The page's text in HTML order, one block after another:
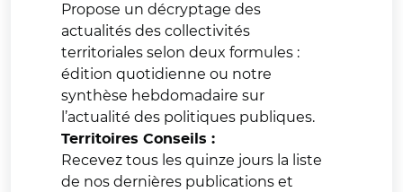
Propose un décryptage des
actualités des collectivités
territoriales selon deux formules :
édition quotidienne ou notre
synthèse hebdomadaire sur
l’actualité des politiques publiques.
Territoires Conseils :
Recevez tous les quinze jours la liste
de nos dernières publications et